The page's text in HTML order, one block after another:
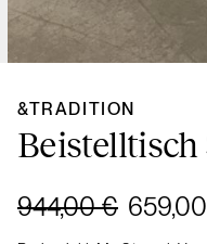
&TRADITION
Beistelltisch
944,00 €